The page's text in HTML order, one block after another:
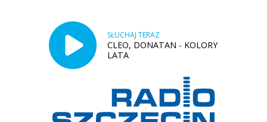
SŁUCHAJ TERAZ
CLEO, DONATAN - KOLORY
LATA